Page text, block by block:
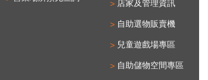
店家及管理資訊
自助選物販賣機
兒童遊戲場專區
自助儲物空間專區